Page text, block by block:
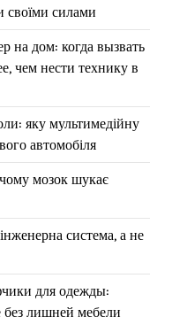
своїми силами
на дом: когда вызвать
чем нести технику в
яку мультимедійну
автомобіля
мозок шукає
система, а не
для одежды:
без лишней мебели